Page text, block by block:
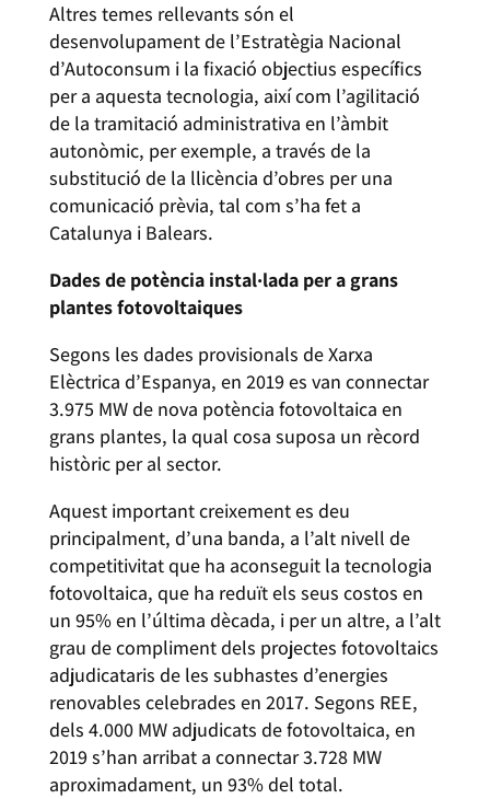
Altres temes rellevants són el
desenvolupament de l’Estratègia Nacional
d’Autoconsum i la fixació objectius específics
per a aquesta tecnologia, així com l’agilitació
de la tramitació administrativa en l’àmbit
autonòmic, per exemple, a través de la
substitució de la llicència d’obres per una
comunicació prèvia, tal com s’ha fet a
Catalunya i Balears.
Dades de potència instal·lada per a grans
plantes fotovoltaiques
Segons les dades provisionals de Xarxa
Elèctrica d’Espanya, en 2019 es van connectar
3.975 MW de nova potència fotovoltaica en
grans plantes, la qual cosa suposa un rècord
històric per al sector.
Aquest important creixement es deu
principalment, d’una banda, a l’alt nivell de
competitivitat que ha aconseguit la tecnologia
fotovoltaica, que ha reduït els seus costos en
un 95% en l’última dècada, i per un altre, a l’alt
grau de compliment dels projectes fotovoltaics
adjudicataris de les subhastes d’energies
renovables celebrades en 2017. Segons REE,
dels 4.000 MW adjudicats de fotovoltaica, en
2019 s’han arribat a connectar 3.728 MW
aproximadament, un 93% del total.